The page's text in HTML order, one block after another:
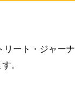
ート・ジャーナ
。